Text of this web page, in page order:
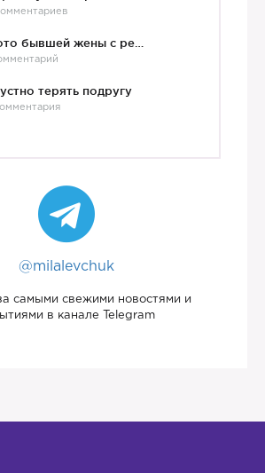
терять подругу
@milalevchuk
самыми свежими новостями и
в канале Telegram